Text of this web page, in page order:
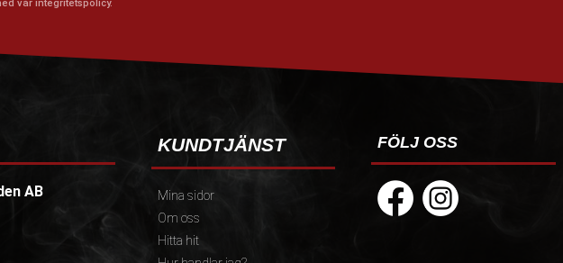
vår integritetspolicy.
AB
KUNDTJÄNST
Mina sidor
Om oss
Hitta hit
FÖLJ OSS